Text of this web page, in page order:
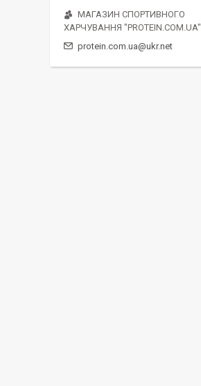
МАГАЗИН СПОРТИВНОГО
ХАРЧУВАННЯ "PROTEIN.COM.UA"
protein.com.ua@ukr.net